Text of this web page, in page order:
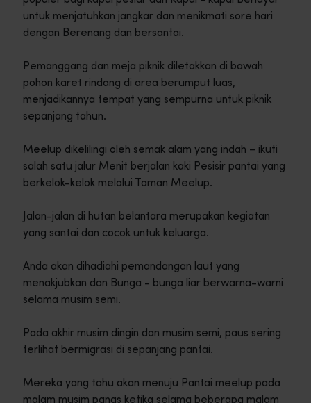
untuk menjatuhkan jangkar dan menikmati sore hari
dengan Berenang dan bersantai.
Pemanggang dan meja piknik diletakkan di bawah
pohon karet rindang di area berumput luas,
menjadikannya tempat yang sempurna untuk piknik
sepanjang tahun.
Meelup dikelilingi oleh semak alam yang indah – ikuti
salah satu jalur Menit berjalan kaki Pesisir pantai yang
berkelok-kelok melalui Taman Meelup.
Jalan-jalan di hutan belantara merupakan kegiatan
yang santai dan cocok untuk keluarga.
Anda akan dihadiahi pemandangan laut yang
menakjubkan dan Bunga - bunga liar berwarna-warni
selama musim semi.
Pada akhir musim dingin dan musim semi, paus sering
terlihat bermigrasi di sepanjang pantai.
Mereka yang tahu akan menuju Pantai meelup pada
malam musim panas ketika selama beberapa malam